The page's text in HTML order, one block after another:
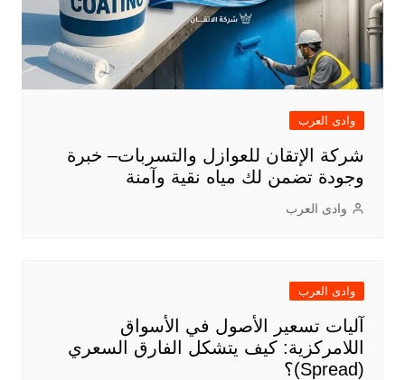
وادى العرب
شركة الإتقان للعوازل والتسربات– خبرة
وجودة تضمن لك مياه نقية وآمنة
وادى العرب
وادى العرب
آليات تسعير الأصول في الأسواق
اللامركزية: كيف يتشكل الفارق السعري
(Spread)؟